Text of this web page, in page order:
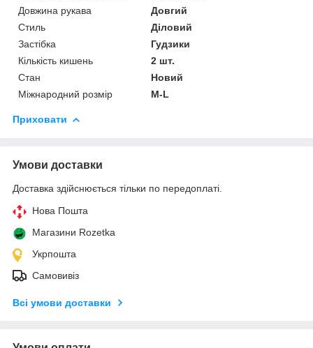
Довжина рукава
Довгий
Стиль
Діловий
Застібка
Гудзики
Кількість кишень
2 шт.
Стан
Новий
Міжнародний розмір
M-L
Приховати
Умови доставки
Доставка здійснюється тільки по передоплаті.
Нова Пошта
Магазини Rozetka
Укрпошта
Самовивіз
Всі умови доставки